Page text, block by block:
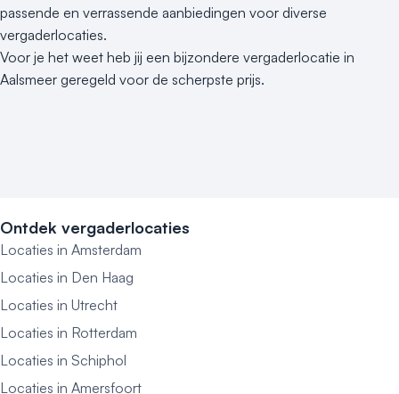
passende en verrassende aanbiedingen voor diverse
vergaderlocaties.
Voor je het weet heb jij een bijzondere vergaderlocatie in
Aalsmeer geregeld voor de scherpste prijs.
Ontdek vergaderlocaties
Locaties in Amsterdam
Locaties in Den Haag
Locaties in Utrecht
Locaties in Rotterdam
Locaties in Schiphol
Locaties in Amersfoort